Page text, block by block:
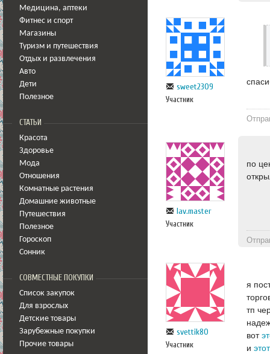
Медицина, аптеки
Фитнес и спорт
Магазины
Туризм и путешествия
Отдых и развлечения
Авто
Дети
Полезное
СТАТЬИ
Красота
Здоровье
Мода
Отношения
Комнатные растения
Домашние животные
Путешествия
Полезное
Гороскоп
Сонник
СОВМЕСТНЫЕ ПОКУПКИ
Список закупок
Для взрослых
Детские товары
Зарубежные покупки
Прочие товары
sweet2309
Участник
lav.master
Участник
по
svettik80
Участник
я
тп
вот
иэтот